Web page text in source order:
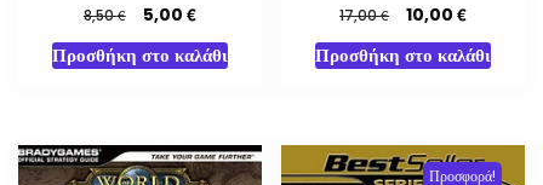
8,50€
Original
price
was:
5,00 €Η
τρέχουσα
τιμή
Προσθήκη στο καλάθι
17,00€
Original
price
was:
10,00€Η
τρέχουσα
τιμή
Προσθήκη στο καλάθι
Προσφορά!